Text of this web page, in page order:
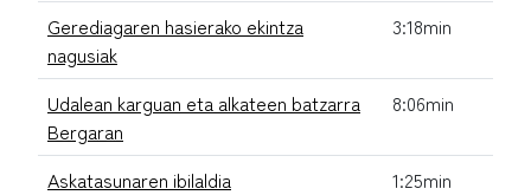
Gerediagaren hasierako ekintza
nagusiak
3:18min
Udalean karguan eta alkateen batzarra
Bergaran
8:06min
Askatasunaren ibilaldia
1:25min